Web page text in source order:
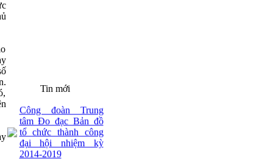
Tin mới
tâm Đo đạc Bản đồ
tổ chức thành công
đại hội nhiệm kỳ
2014-2019